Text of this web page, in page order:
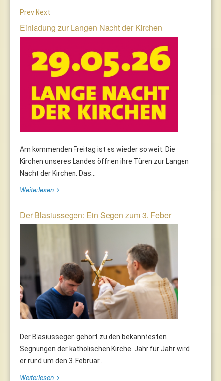
Prev Next
Einladung zur Langen Nacht der Kirchen
Am kommenden Freitag ist es wieder so weit: Die
Kirchen unseres Landes öffnen ihre Türen zur Langen
Nacht der Kirchen. Das...
Weiterlesen
Der Blasiussegen: Ein Segen zum 3. Feber
Der Blasiussegen gehört zu den bekanntesten
Segnungen der katholischen Kirche. Jahr für Jahr wird
er rund um den 3. Februar...
Weiterlesen